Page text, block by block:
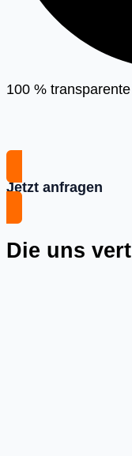
100 %
Jetzt anfragen
Die uns